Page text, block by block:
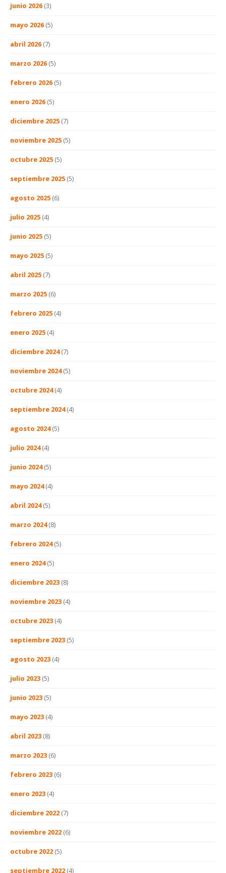
junio 2026 (3)
mayo 2026 (5)
abril 2026 (7)
marzo 2026 (5)
febrero 2026 (5)
enero 2026 (5)
diciembre 2025 (7)
noviembre 2025 (5)
octubre 2025 (5)
septiembre 2025 (5)
agosto 2025 (6)
julio 2025 (4)
junio 2025 (5)
mayo 2025 (5)
abril 2025 (7)
marzo 2025 (6)
febrero 2025 (4)
enero 2025 (4)
diciembre 2024(7)
noviembre 2024(5)
octubre 2024(4)
septiembre 2024(4)
agosto 2024(5)
julio 2024(4)
junio 2024(5)
mayo 2024(4)
abril 2024(5)
marzo 2024(8)
febrero 2024(5)
enero 2024(5)
diciembre 2023 (8)
noviembre 2023 (4)
octubre 2023 (4)
septiembre 2023 (5)
agosto 2023 (4)
julio 2023 (5)
junio 2023 (5)
mayo 2023 (4)
abril 2023 (8)
marzo 2023 (6)
febrero 2023 (6)
enero 2023 (4)
diciembre 2022 (7)
noviembre 2022 (6)
octubre 2022 (5)
septiembre 2022 (4)